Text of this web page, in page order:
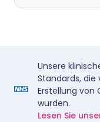
Unsere
Standards, die
Erstellung von
wurden.
Lesen Sie